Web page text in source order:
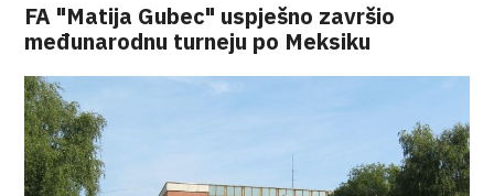
FA "Matija Gubec" uspješno završio
međunarodnu turneju po Meksiku